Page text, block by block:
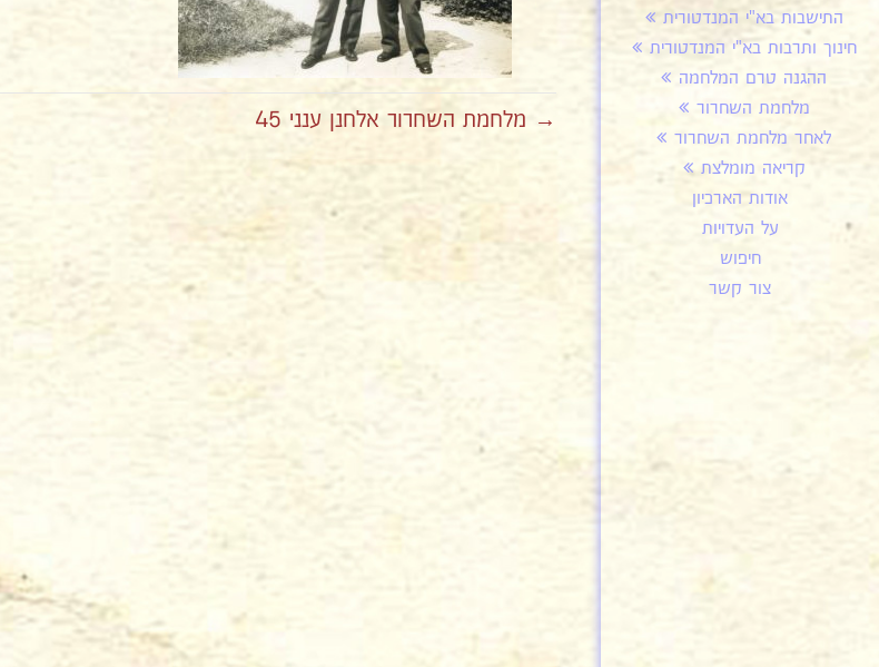
התישבות בא"י המנדטורית
חינוך ותרבות בא"י המנדטורית
ההגנה טרם המלחמה
מלחמת השחרור
לאחר מלחמת השחרור
קריאה מומלצת
אודות הארכיון
על העדויות
חיפוש
צור קשר
→ מלחמת השחרור אלחנן ענני 45